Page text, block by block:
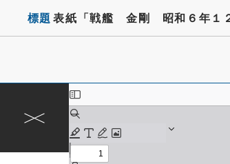
標題 表紙「戦艦 金剛 昭和６年１２